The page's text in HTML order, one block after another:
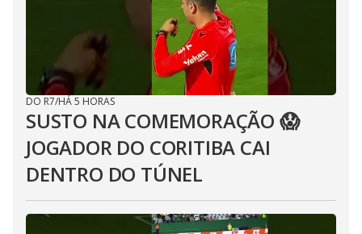
DO R7/HÁ 5 HORAS
SUSTO NA COMEMORAÇÃO 😱
JOGADOR DO CORITIBA CAI
DENTRO DO TÚNEL